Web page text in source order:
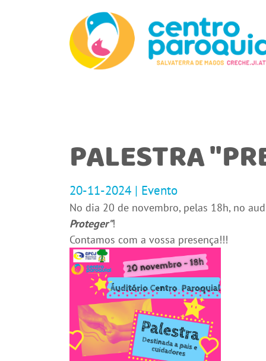
PALESTRA
20-11-2024 | Evento
No dia 20 de novembro, pelas 18h, no
Proteger"!
Contamos com a vossa presença!!!